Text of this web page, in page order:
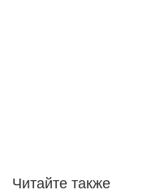
Читайте также